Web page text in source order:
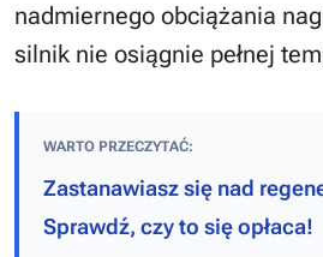
nadmiernego obciążania
silnik nie osiągnie pełnej
WARTO PRZECZYTAĆ:
Zastanawiasz się nad
Sprawdź, czy to się opłaca!